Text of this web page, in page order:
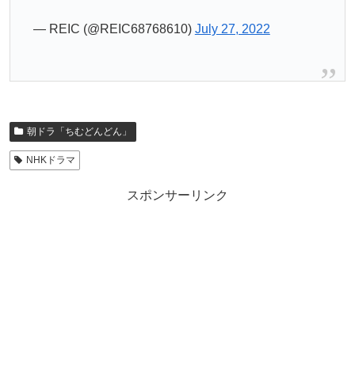
— REIC (@REIC68768610) July 27, 2022
朝ドラ「ちむどんどん」
NHKドラマ
スポンサーリンク